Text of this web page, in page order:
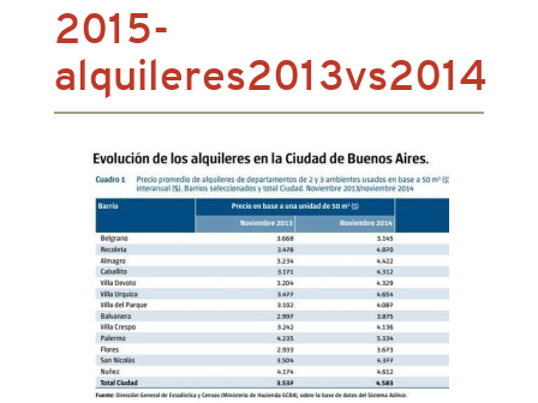
2015-
alquileres2013vs2014